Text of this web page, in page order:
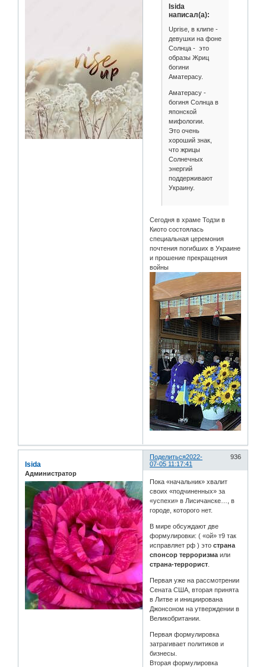
Isida
написал(а):
Uprise, в клипе -
девушки на фоне
Солнца - это
образы Жриц
богини
Аматерасу.
Аматерасу -
богиня Солнца в
японской
мифологии.
Это очень
хороший знак,
что жрицы
Солнечных
энергий
поддерживают
Украину.
Сегодня в храме Тодзи в
Киото состоялась
специальная церемония
почтения погибших в Украине
и прошение прекращения
войны
Поделиться 936
2022-
07-05 11:17:41
Isida
Администратор
Пока «начальник» хвалит
своих «подчиненных» за
«успехи» в Лисичанске…, в
городе, которого нет.
В мире обсуждают две
формулировки: ( «ой» т9 так
исправляет рф ) этострана
спонсор терроризма или
страна-террорист
Первая уже на рассмотрении
Сената США, вторая принята
в Литве и инициирована
Джонсоном на утверждении в
Великобритании.
Первая формулировка
затрагивает политиков и
бизнесы.
Вторая формулировка